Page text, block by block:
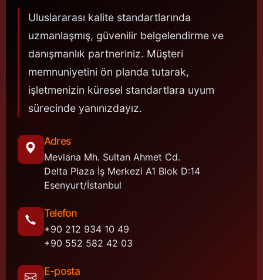
Uluslararası kalite standartlarında
uzmanlaşmış, güvenilir belgelendirme ve
danışmanlık partneriniz. Müşteri
memnuniyetini ön planda tutarak,
işletmenizin küresel standartlara uyum
sürecinde yanınızdayız.
Adres
Mevlana Mh. Sultan Ahmet Cd.
Delta Plaza İş Merkezi A1 Blok D:14
Esenyurt/İstanbul
Telefon
+90 212 934 10 49
+90 552 582 42 03
E-posta